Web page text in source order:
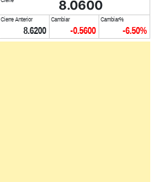
8.0600
Cierre Anterior
8.6200
Cambiar
-0.5600
Cambiar%
-6.50%